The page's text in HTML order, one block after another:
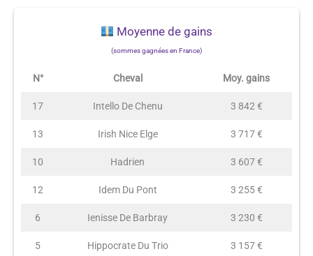
Moyenne de gains
(sommes gagnées en France)
N° Cheval Moy. gains
17 Intello De Chenu 3 842 €
13 Irish Nice Elge 3 717 €
10 Hadrien 3 607 €
12 Idem Du Pont 3 255 €
6 Ienisse De Barbray 3 230 €
5 Hippocrate Du Trio 3 157 €